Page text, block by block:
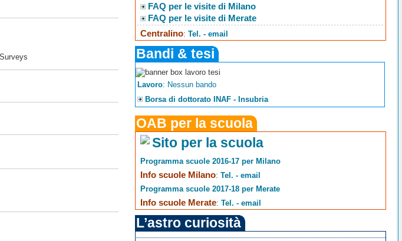
FAQ per le visite di Milano
FAQ per le visite di Merate
Centralino:Tel. - email
Bandi & tesi
Lavoro: Nessun bando
Borsa di dottorato INAF - Insubria
OAB per la scuola
Sito per la scuola
Programma scuole 2016-17 per Milano
Info scuole Milano:Tel. - email
Programma scuole 2017-18 per Merate
Info scuole Merate:Tel. - email
L’astro curiosità